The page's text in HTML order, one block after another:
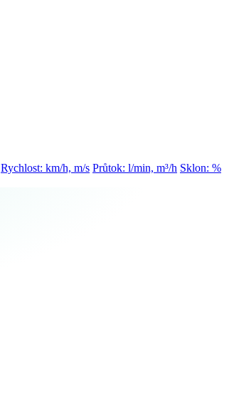
Rychlost: km/h, m/s Průtok: l/min, m³/h Sklon: %